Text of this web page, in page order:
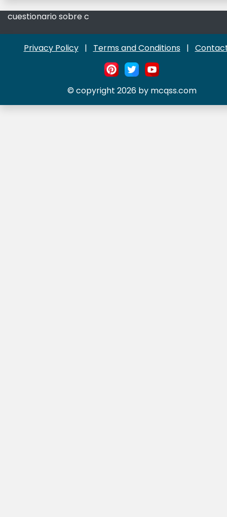
cuestionario sobre c
Privacy Policy | Terms and Conditions |
© copyright 2026 by mcqss.com